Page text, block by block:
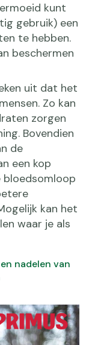
kunt
gebruik) een
te hebben.
beschermen
uit dat het
Zo kan
zorgen
Bovendien
de
een kop
kan het
waar je als
nadelen van